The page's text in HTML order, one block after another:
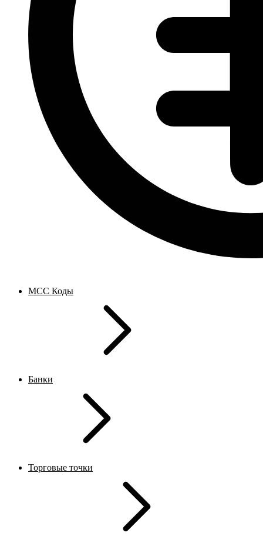
MCC Коды
Банки
Торговые точки